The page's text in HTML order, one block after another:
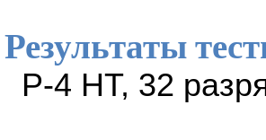
Результаты
P-4 HT, 32